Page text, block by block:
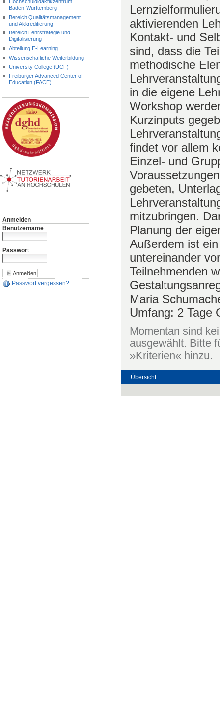
Hochschuldidaktikzentrum
Baden-Württemberg
Bereich Qualitätsmanagement
und Akkreditierung
Bereich Lehrstrategie und
Digitalisierung
Abteilung E-Learning
Wissenschafliche Weiterbildung
University College (UCF)
Freiburger Advanced Center of
Education (FACE)
Anmelden
Benutzername
Passwort
Passwort vergessen?
aktivierenden
Kontakt- und
sind, dass die
methodische
in die eigene
Workshop
Kurzinputs
findet vor allem
Einzel- und
gebeten,
mitzubringen.
Planung der
Außerdem ist
untereinander
Teilnehmenden
Maria
Umfang: 2 Tage
Momentan sind
ausgewählt. Bitte
»Kriterien« hinzu.
Übersicht